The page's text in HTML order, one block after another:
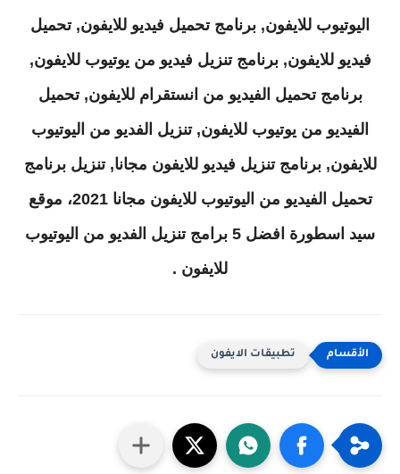
اليوتيوب للايفون, برنامج تحميل فيديو للايفون, تحميل
فيديو للايفون, برنامج تنزيل فيديو من يوتيوب للايفون,
برنامج تحميل الفيديو من انستقرام للايفون, تحميل
الفيديو من يوتيوب للايفون, تنزيل الفديو من اليوتيوب
للايفون, برنامج تنزيل فيديو للايفون مجانا, تنزيل برنامج
تحميل الفيديو من اليوتيوب للايفون مجانا 2021، موقع
سيد اسطورة افضل 5 برامج تنزيل الفديو من اليوتيوب
للايفون .
تطبيقات الايفون